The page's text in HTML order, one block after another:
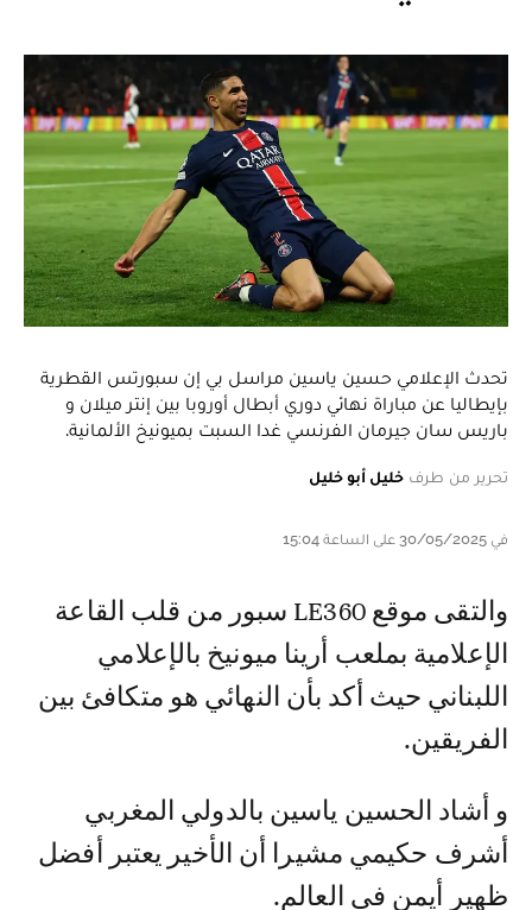
تحدث الإعلامي حسين ياسين مراسل بي إن سبورتس القطرية
بإيطاليا عن مباراة نهائي دوري أبطال أوروبا بين إنتر ميلان و
باريس سان جيرمان الفرنسي غدا السبت بميونيخ الألمانية.
تحرير من طرف خليل أبو خليل
في 30/05/2025 على الساعة 15:04
و التقى موقع LE360 سبور من قلب القاعة
الإعلامية بملعب أرينا ميونيخ بالإعلامي
اللبناني حيث أكد بأن النهائي هو متكافئ بين
الفريقين.
و أشاد الحسين ياسين بالدولي المغربي
أشرف حكيمي مشيرا أن الأخير يعتبر أفضل
ظهير أيمن في العالم.